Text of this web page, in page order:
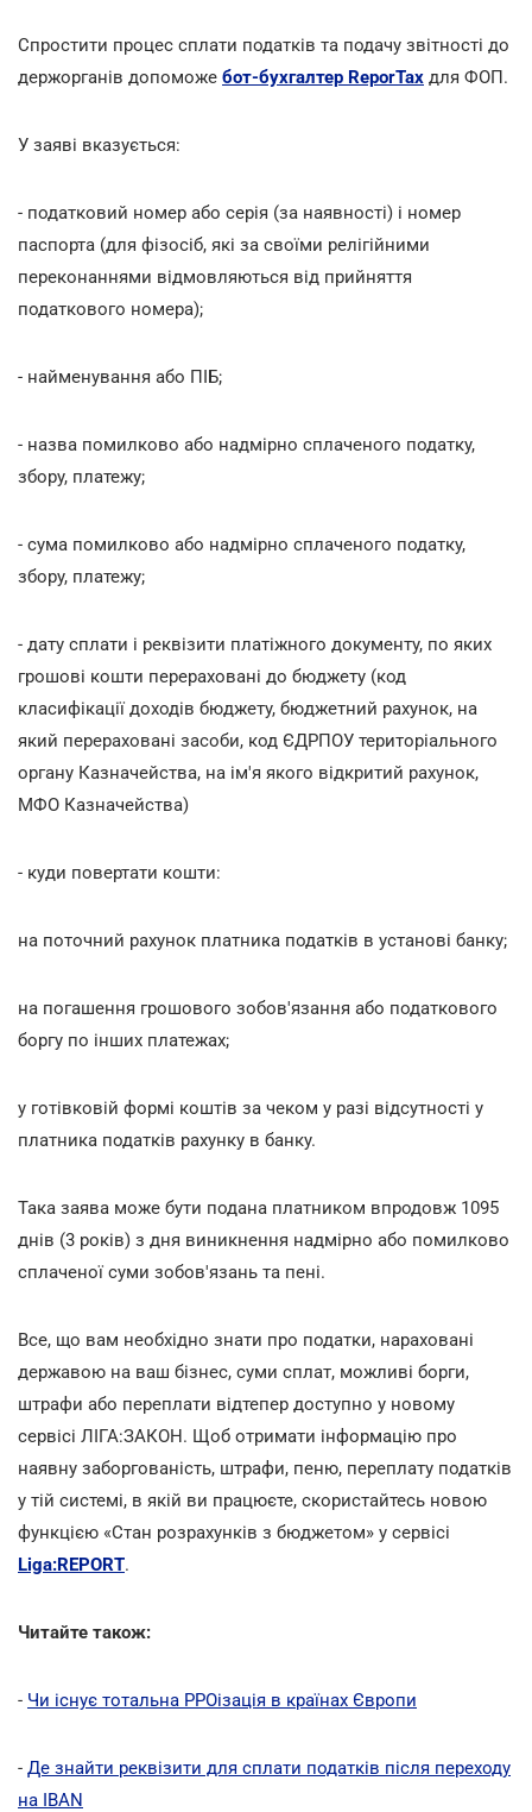
Спростити процес сплати податків та подачу звітності до
держорганів допоможе бот-бухгалтер ReporTax для ФОП.
У заяві вказується:
- податковий номер або серія (за наявності) і номер
паспорта (для фізосіб, які за своїми релігійними
переконаннями відмовляються від прийняття
податкового номера);
- найменування або ПІБ;
- назва помилково або надмірно сплаченого податку,
збору, платежу;
- сума помилково або надмірно сплаченого податку,
збору, платежу;
- дату сплати і реквізити платіжного документу, по яких
грошові кошти перераховані до бюджету (код
класифікації доходів бюджету, бюджетний рахунок, на
який перераховані засоби, код ЄДРПОУ територіального
органу Казначейства, на ім'я якого відкритий рахунок,
МФО Казначейства)
- куди повертати кошти:
на поточний рахунок платника податків в установі банку;
на погашення грошового зобов'язання або податкового
боргу по інших платежах;
у готівковій формі коштів за чеком у разі відсутності у
платника податків рахунку в банку.
Така заява може бути подана платником впродовж 1095
днів (3 років) з дня виникнення надмірно або помилково
сплаченої суми зобов'язань та пені.
Все, що вам необхідно знати про податки, нараховані
державою на ваш бізнес, суми сплат, можливі борги,
штрафи або переплати відтепер доступно у новому
сервісі ЛІГА:ЗАКОН. Щоб отримати інформацію про
наявну заборгованість, штрафи, пеню, переплату податків
у тій системі, в якій ви працюєте, скористайтесь новою
функцією «Стан розрахунків з бюджетом» у сервісі
Liga:REPORT.
Читайте також:
- Чи існує тотальна РРОізація в країнах Європи
- Де знайти реквізити для сплати податків після переходу
на IBAN